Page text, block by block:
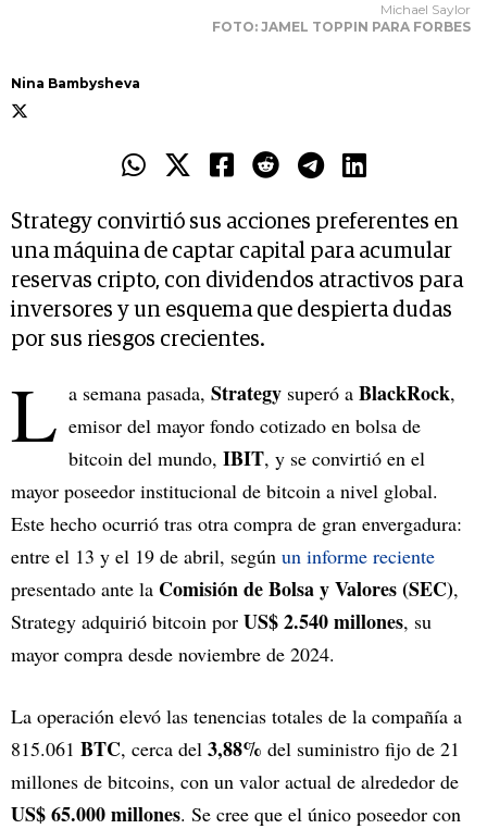
Michael Saylor
FOTO: JAMEL TOPPIN PARA FORBES
Nina Bambysheva
Strategy convirtió sus acciones preferentes en
una máquina de captar capital para acumular
reservas cripto, con dividendos atractivos para
inversores y un esquema que despierta dudas
por sus riesgos crecientes.
L a semana pasada, Strategy superó a BlackRock,
emisor del mayor fondo cotizado en bolsa de
bitcoin del mundo, IBIT, y se convirtió en el
mayor poseedor institucional de bitcoin a nivel global.
Este hecho ocurrió tras otra compra de gran envergadura:
entre el 13 y el 19 de abril, según un informe reciente
presentado ante la Comisión de Bolsa y Valores (SEC),
Strategy adquirió bitcoin por US$ 2.540 millones, su
mayor compra desde noviembre de 2024.
La operación elevó las tenencias totales de la compañía a
815.061 BTC, cerca del 3,88% del suministro fijo de 21
millones de bitcoins, con un valor actual de alrededor de
US$ 65.000 millones. Se cree que el único poseedor con